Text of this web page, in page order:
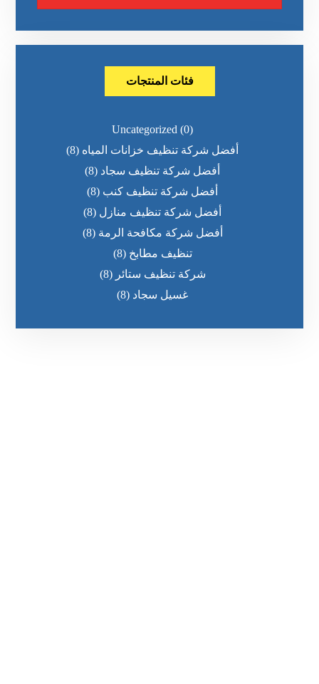
فئات المنتجات
Uncategorized (0)
أفضل شركة تنظيف خزانات المياه (8)
أفضل شركة تنظيف سجاد (8)
أفضل شركة تنظيف كنب (8)
أفضل شركة تنظيف منازل (8)
أفضل شركة مكافحة الرمة (8)
تنظيف مطابخ (8)
شركة تنظيف ستائر (8)
غسيل سجاد (8)